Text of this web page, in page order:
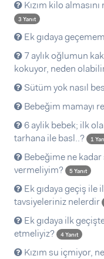
Kızım kilo
3 Yanıt
Ek gıdaya
7 aylık oğlumun
kokuyor, neden
Sütüm yok nasıl
Bebeğim mamayı
6 aylik bebek; ilk
tarhana ile basl..?
1
Bebeğime ne
vermeliyim?
5 Yanıt
Ek gıdaya geçiş
tavsiyeleriniz nelerdir
Ek gıdaya ilk
etmeliyiz?
4 Yanıt
Kızım su içmiyor,